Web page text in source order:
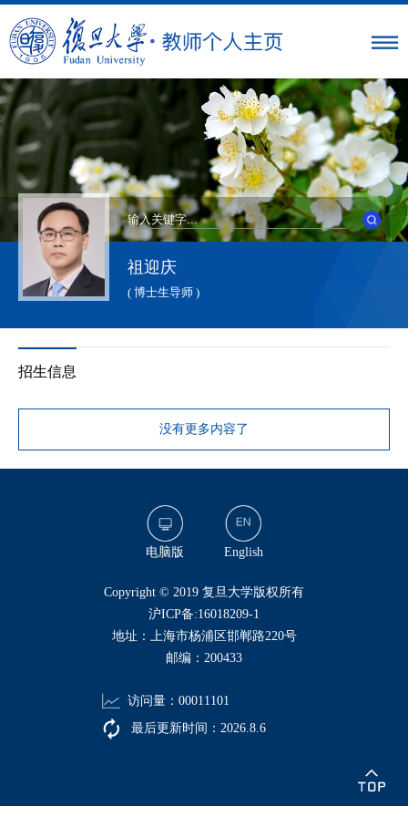
祖迎庆
( 博士生导师 )
招生信息
没有更多内容了
电脑版 English
​Copyright © 2019 复旦大学版权所有
沪ICP备:16018209-1
地址：上海市杨浦区邯郸路220号
邮编：200433
访问量： 00011101
最后更新时间： 2026 8 6